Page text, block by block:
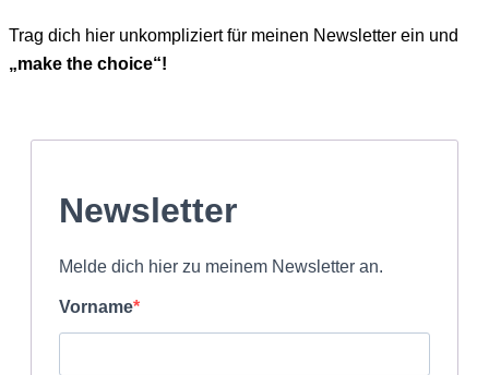
Trag dich hier unkompliziert für meinen Newsletter ein und
„make the choice“!